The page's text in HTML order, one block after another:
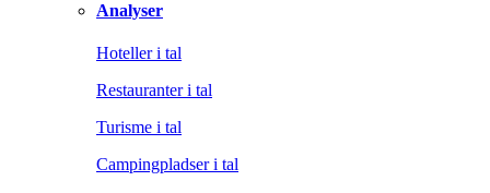
Analyser
Hoteller i tal
Restauranter i tal
Turisme i tal
Campingpladser i tal